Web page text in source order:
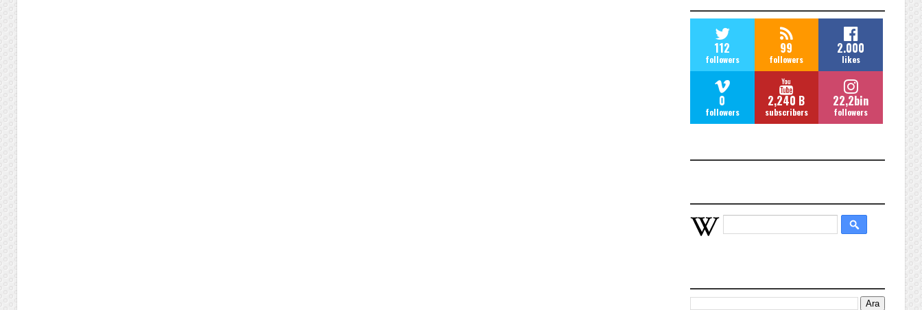
112
followers
99
followers
2.000
likes
0
followers
2,240 B
subscribers
22,2bin
followers